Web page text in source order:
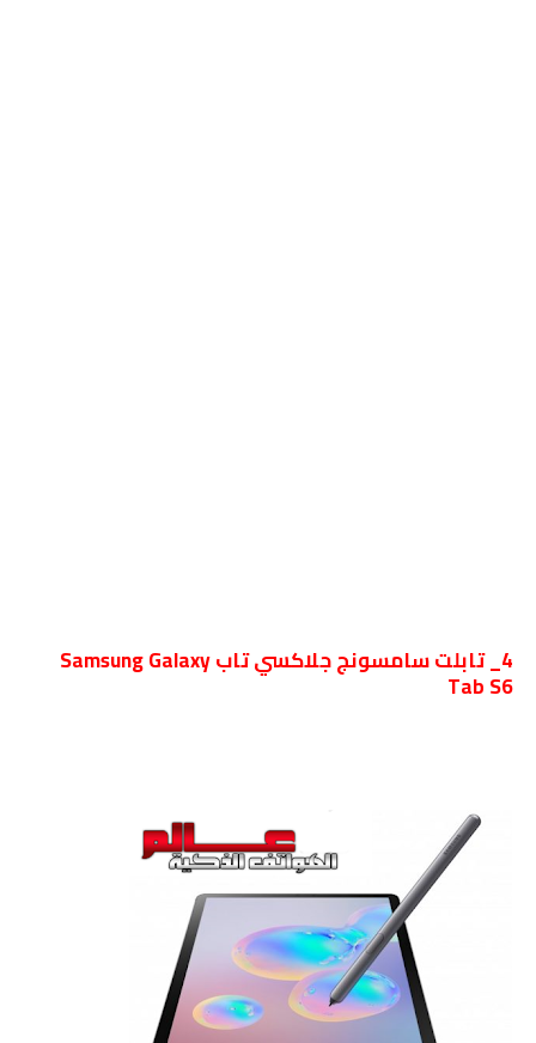
4_ تابلت سامسونج جلاكسي تاب Samsung Galaxy
Tab S6